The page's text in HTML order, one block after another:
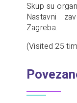
Skup su
Nastavni
Zagreba.
(Visited 25